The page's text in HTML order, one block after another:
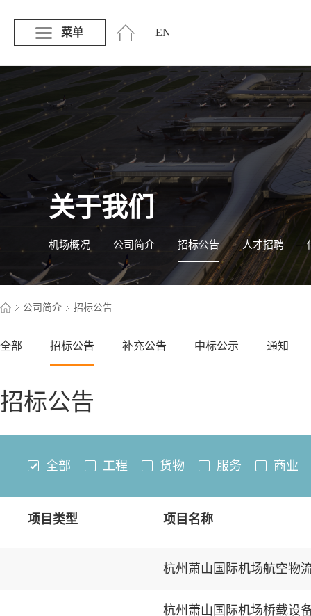
菜单 EN
关于我们
机场概况 公司简介 招标公告 人才招聘
公司简介 招标公告
全部 招标公告 补充公告 中标公示 通知
招标公告
全部 工程 货物 服务 商业
项目类型 项目名称
杭州萧山国际机场航空物
杭州萧山国际机场桥载设